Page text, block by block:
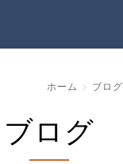
ホーム ブログ
ブログ